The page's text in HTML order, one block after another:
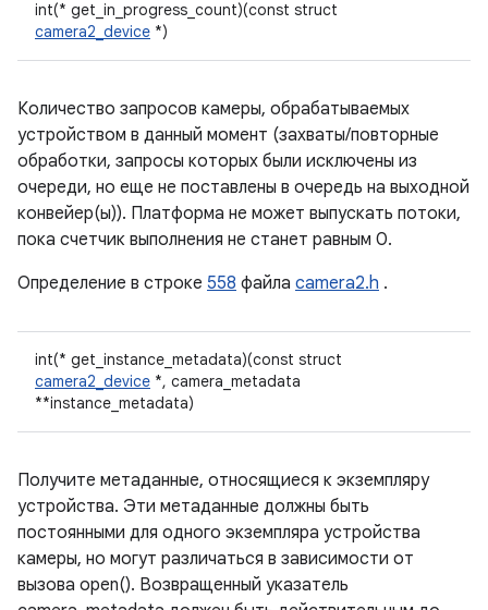
int(* get_in_progress_count)(const struct
camera2_device *)
Количество запросов камеры, обрабатываемых
устройством в данный момент (захваты/повторные
обработки, запросы которых были исключены из
очереди, но еще не поставлены в очередь на выходной
конвейер(ы)). Платформа не может выпускать потоки,
пока счетчик выполнения не станет равным 0.
Определение в строке 558 файла camera2.h .
int(* get_instance_metadata)(const struct
camera2_device *, camera_metadata
**instance_metadata)
Получите метаданные, относящиеся к экземпляру
устройства. Эти метаданные должны быть
постоянными для одного экземпляра устройства
камеры, но могут различаться в зависимости от
вызова open(). Возвращенный указатель